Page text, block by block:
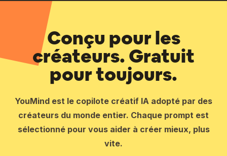
Conçu pour les
créateurs. Gratuit
pour toujours.
YouMind est le copilote créatif IA adopté par des
créateurs du monde entier. Chaque prompt est
sélectionné pour vous aider à créer mieux, plus
vite.